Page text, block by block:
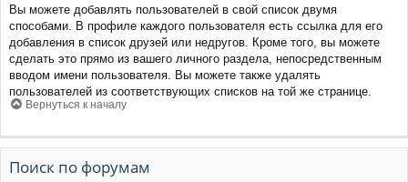
Вы можете добавлять пользователей в свой список двумя
способами. В профиле каждого пользователя есть ссылка для его
добавления в список друзей или недругов. Кроме того, вы можете
сделать это прямо из вашего личного раздела, непосредственным
вводом имени пользователя. Вы можете также удалять
пользователей из соответствующих списков на той же странице.
Вернуться к началу
Поиск по форумам